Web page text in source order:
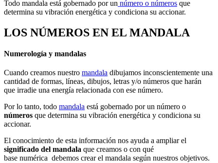
Todo mandala está gobernado por un número o números que
determina su vibración energética y condiciona su accionar.
LOS NÚMEROS EN EL MANDALA
Numerología y mandalas
Cuando creamos nuestro mandala dibujamos inconscientemente una
cantidad de formas, líneas, dibujos, letras y/o números que harán
que irradie una energía relacionada con ese número.
Por lo tanto, todo mandala está gobernado por un número o
números que determina su vibración energética y condiciona su
accionar.
El conocimiento de esta información nos ayuda a ampliar el
significado del mandala que creamos o con qué
base numérica debemos crear el mandala según nuestros objetivos.